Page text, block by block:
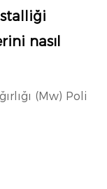
nasıl
(Mw) Poli